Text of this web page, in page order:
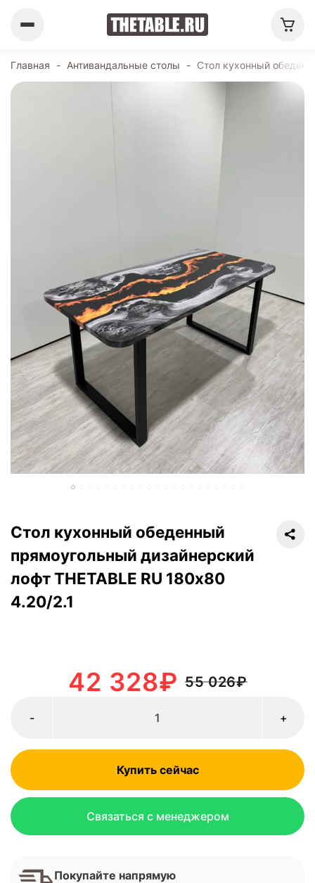
Главная - Антивандальные столы - Стол кухонный
Стол кухонный обеденный
прямоугольный дизайнерский
лофт THETABLE RU 180х80
4.20/2.1
55 026₽
42 328₽
+
-
Купить сейчас
Связаться с менеджером
Покупайте напрямую